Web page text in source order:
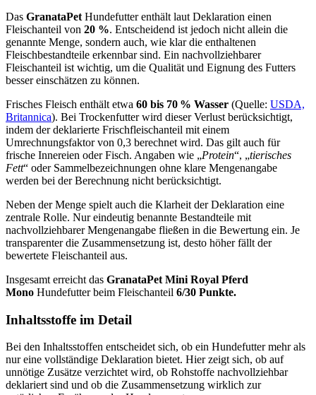
Das GranataPet Hundefutter enthält laut Deklaration einen
Fleischanteil von 20 %. Entscheidend ist jedoch nicht allein die
genannte Menge, sondern auch, wie klar die enthaltenen
Fleischbestandteile erkennbar sind. Ein nachvollziehbarer
Fleischanteil ist wichtig, um die Qualität und Eignung des Futters
besser einschätzen zu können.
Frisches Fleisch enthält etwa 60 bis 70 % Wasser (Quelle: USDA,
Britannica). Bei Trockenfutter wird dieser Verlust berücksichtigt,
indem der deklarierte Frischfleischanteil mit einem
Umrechnungsfaktor von 0,3 berechnet wird. Das gilt auch für
frische Innereien oder Fisch. Angaben wie „Protein“, „tierisches
Fett“ oder Sammelbezeichnungen ohne klare Mengenangabe
werden bei der Berechnung nicht berücksichtigt.
Neben der Menge spielt auch die Klarheit der Deklaration eine
zentrale Rolle. Nur eindeutig benannte Bestandteile mit
nachvollziehbarer Mengenangabe fließen in die Bewertung ein. Je
transparenter die Zusammensetzung ist, desto höher fällt der
bewertete Fleischanteil aus.
Insgesamt erreicht das GranataPet Mini Royal Pferd
Mono Hundefutter beim Fleischanteil 6/30 Punkte.
Inhaltsstoffe im Detail
Bei den Inhaltsstoffen entscheidet sich, ob ein Hundefutter mehr als
nur eine vollständige Deklaration bietet. Hier zeigt sich, ob auf
unnötige Zusätze verzichtet wird, ob Rohstoffe nachvollziehbar
deklariert sind und ob die Zusammensetzung wirklich zur